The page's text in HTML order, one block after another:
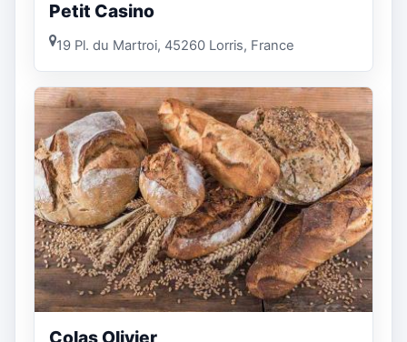
Petit Casino
19 Pl. du Martroi, 45260 Lorris, France
Colas Olivier